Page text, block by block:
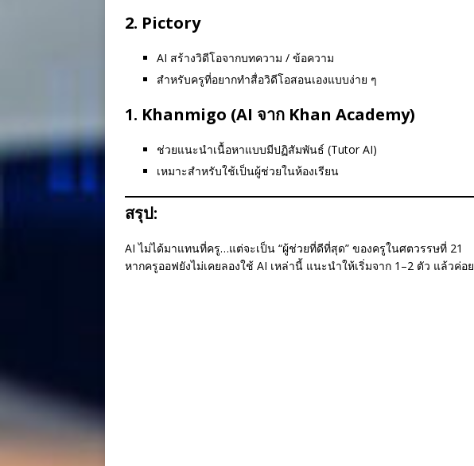
2. Pictory
AI สร้างวิดีโอจากบทความ / ข้อความ
สำหรับครูที่อยากทำสื่อวิดีโอสอนเองแบบง่าย ๆ
1. Khanmigo (AI จาก Khan Academy)
ช่วยแนะนำเนื้อหาแบบมีปฏิสัมพันธ์ (Tutor AI)
เหมาะสำหรับใช้เป็นผู้ช่วยในห้องเรียน
สรุป:
AI ไม่ได้มาแทนที่ครู…แต่จะเป็น “ผู้ช่วยที่ดีที่สุด” ของครูในศตวรรษที่ 21
หากครูออฟยังไม่เคยลองใช้ AI เหล่านี้ แนะนำให้เริ่มจาก 1–2 ตัว แล้วค่